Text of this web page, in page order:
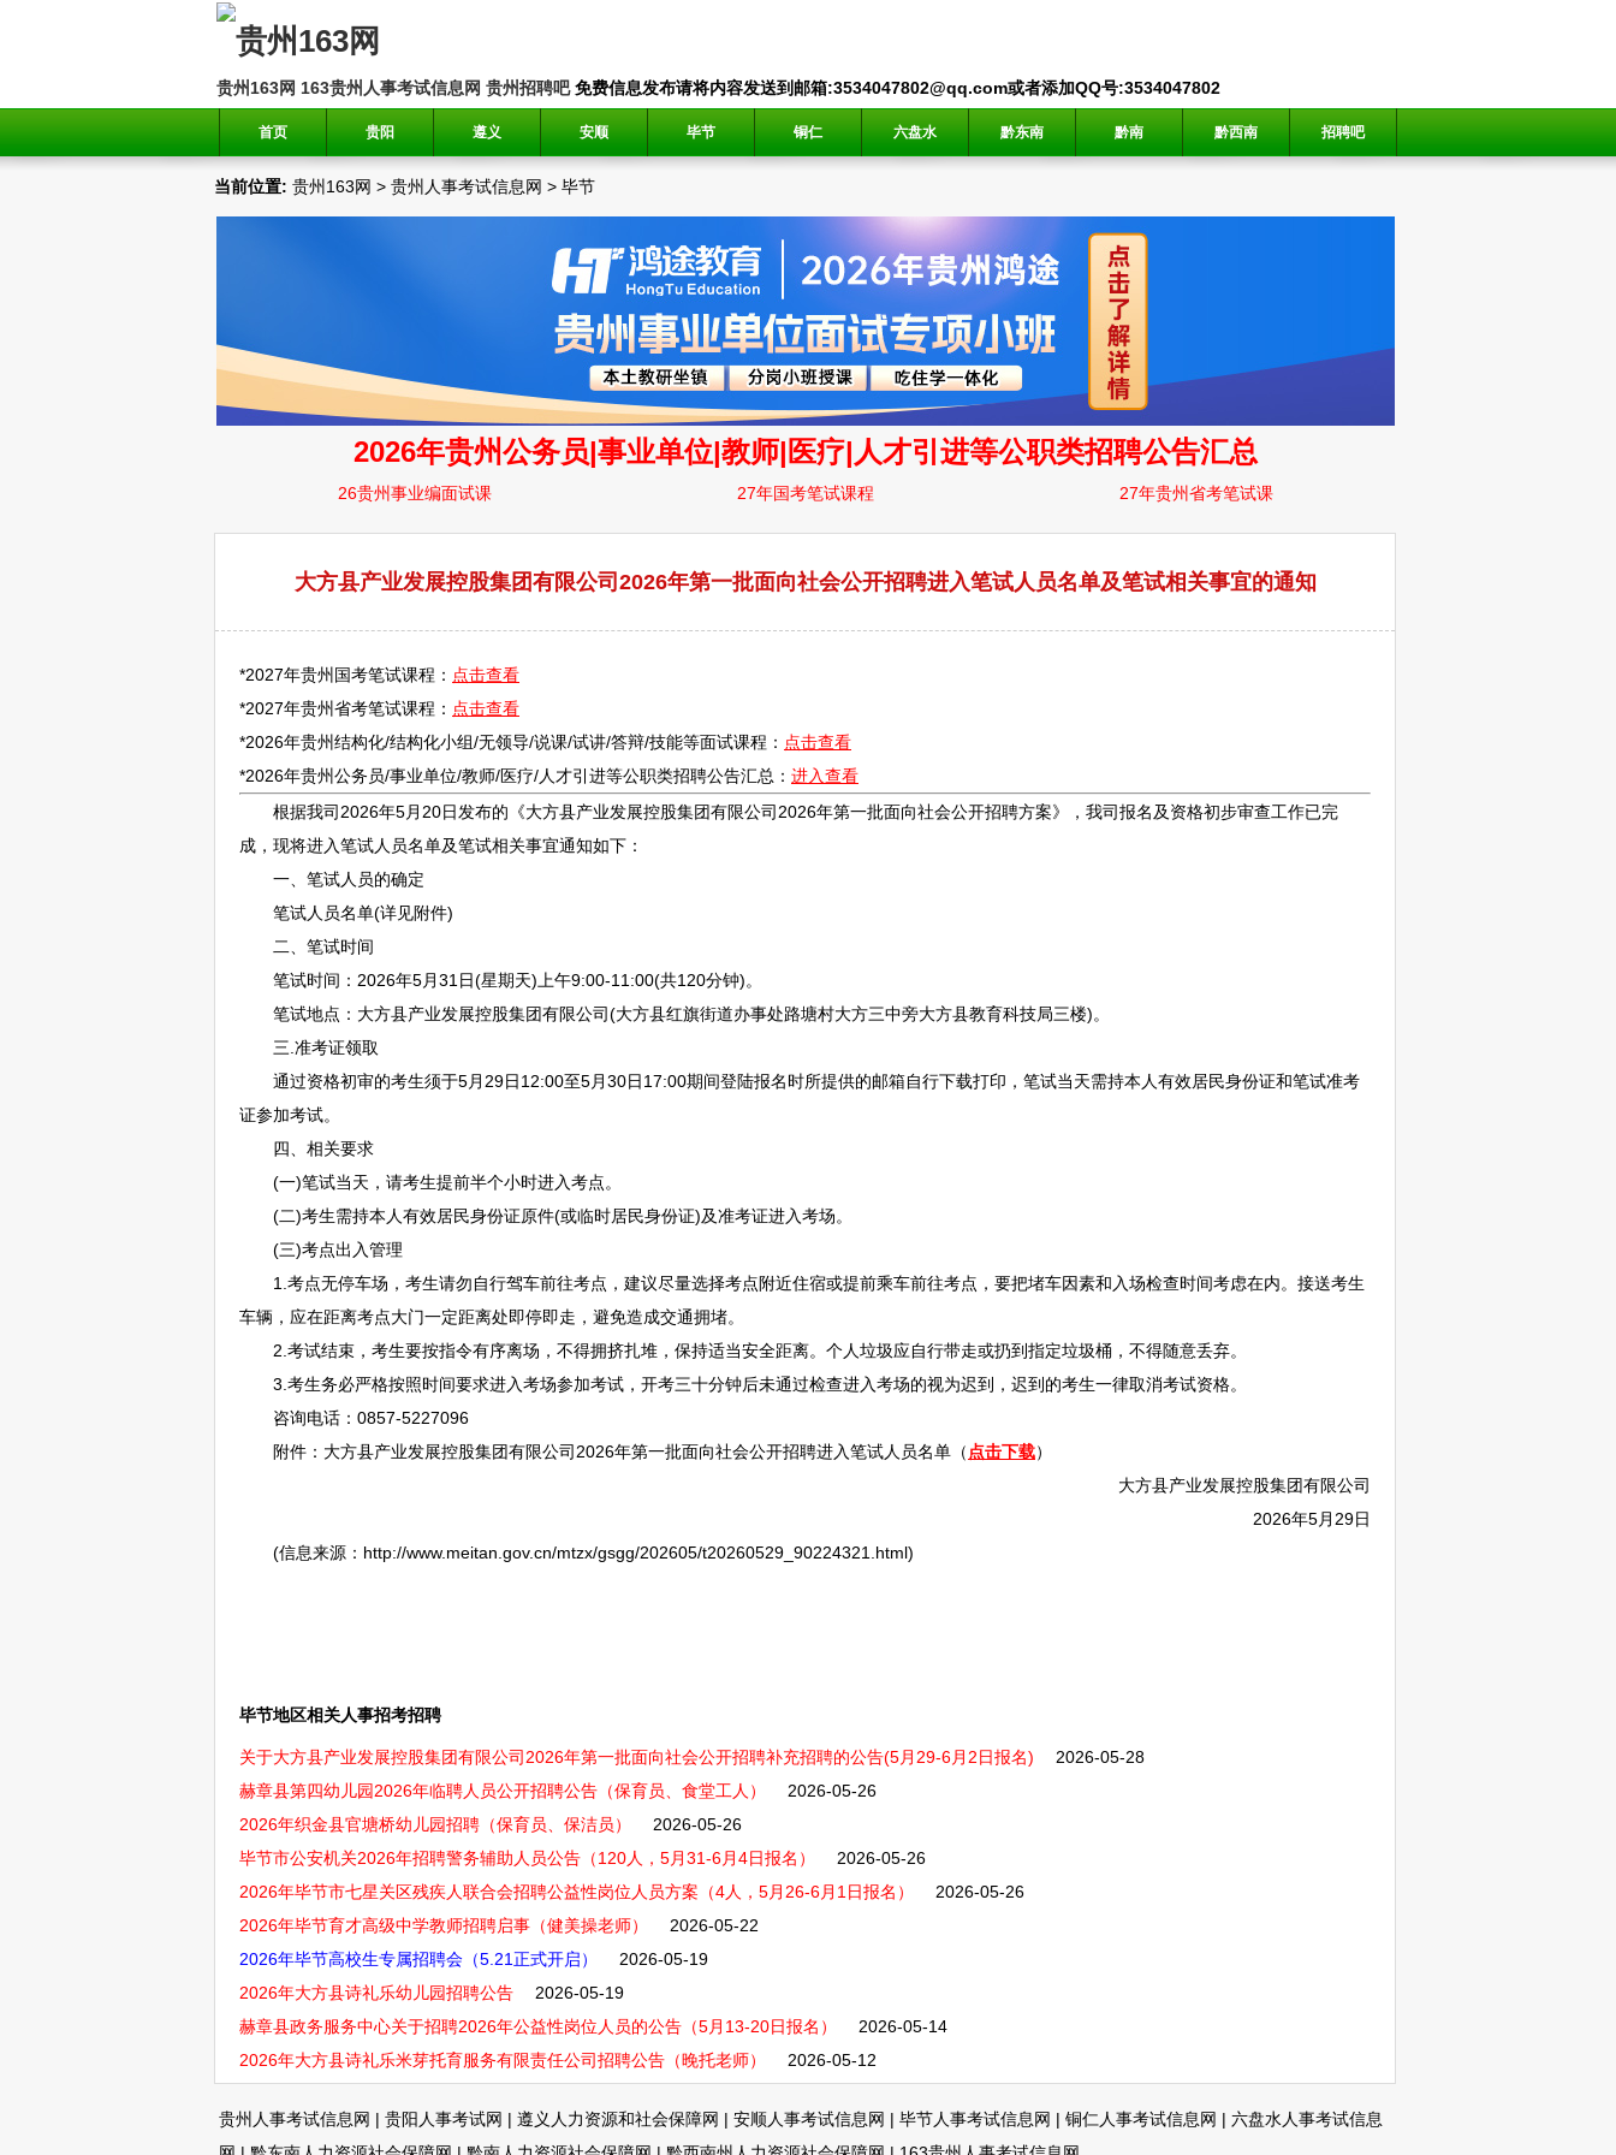
贵州163网 163贵州人事考试信息网 贵州招聘吧免费信息发布请将内容发送到邮箱:3534047802@qq.com或者添加QQ号:3534047802
首页 贵阳 遵义 安顺 毕节 铜仁 六盘水 黔东南 黔南 黔西南 招聘吧
当前位置: 贵州163网 > 贵州人事考试信息网 > 毕节
大方县产业发展控股集团有限公司2026年第一批面向社会公开招聘进入笔试人员名单及笔试相关事宜的通知
*2027年贵州国考笔试课程： 点击查看
*2027年贵州省考笔试课程： 点击查看
*2026年贵州结构化/结构化小组/无领导/说课/试讲/答辩/技能等面试课程： 点击查看
*2026年贵州公务员/事业单位/教师/医疗/人才引进等公职类招聘公告汇总： 进入查看
根据我司2026年5月20日发布的《大方县产业发展控股集团有限公司2026年第一批面向社会公开招聘方案》，我司报名及资格初步审查工作已完
成，现将进入笔试人员名单及笔试相关事宜通知如下：
一、笔试人员的确定
笔试人员名单(详见附件)
二、笔试时间
笔试时间：2026年5月31日(星期天)上午9:00-11:00(共120分钟)。
笔试地点： 大方县产业发展控股集团有限公司(大方县红旗街道办事处路塘村大方三中旁大方县教育科技局三楼)。
三.准考证领取
通过资格初审的考生须于5月29日12:00至5月30日17:00期间登陆报名时所提供的邮箱自行下载打印，笔试当天需持本人有效居民身份证和笔试准考
证参加考试。
四、相关要求
(一)笔试当天，请考生提前半个小时进入考点。
(二)考生需持本人有效居民身份证原件(或临时居民身份证)及准考证进入考场。
(三)考点出入管理
1.考点无停车场，考生请勿自行驾车前往考点，建议尽量选择考点附近住宿或提前乘车前往考点，要把堵车因素和入场检查时间考虑在内。接送考生
车辆，应在距离考点大门一定距离处即停即走，避免造成交通拥堵。
2.考试结束，考生要按指令有序离场，不得拥挤扎堆，保持适当安全距离。个人垃圾应自行带走或扔到指定垃圾桶，不得随意丢弃。
3.考生务必严格按照时间要求进入考场参加考试，开考三十分钟后未通过检查进入考场的视为迟到，迟到的考生一律取消考试资格。
咨询电话：0857-5227096
附件： 大方县产业发展控股集团有限公司2026年第一批面向社会公开招聘进入笔试人员名单（ 点击下载）
大方县产业发展控股集团有限公司
2026年5月29日
(信息来源：http://www.meitan.gov.cn/mtzx/gsgg/202605/t20260529_90224321.html)
毕节地区相关人事招考招聘
关于大方县产业发展控股集团有限公司2026年第一批面向社会公开招聘补充招聘的公告(5月29-6月2日报名)
2026-05-28
赫章县第四幼儿园2026年临聘人员公开招聘公告（保育员、食堂工人）
2026-05-26
2026年织金县官塘桥幼儿园招聘（保育员、保洁员）
2026-05-26
毕节市公安机关2026年招聘警务辅助人员公告（120人，5月31-6月4日报名）
2026-05-26
2026年毕节市七星关区残疾人联合会招聘公益性岗位人员方案（4人，5月26-6月1日报名）
2026-05-26
2026年毕节育才高级中学教师招聘启事（健美操老师）
2026-05-22
2026年毕节高校生专属招聘会（5.21正式开启）
2026-05-19
2026年大方县诗礼乐幼儿园招聘公告
2026-05-19
赫章县政务服务中心关于招聘2026年公益性岗位人员的公告（5月13-20日报名）
2026-05-14
2026年大方县诗礼乐米芽托育服务有限责任公司招聘公告（晚托老师）
2026-05-12
贵州人事考试信息网 | 贵阳人事考试网 | 遵义人力资源和社会保障网 | 安顺人事考试信息网 | 毕节人事考试信息网 | 铜仁人事考试信息网 | 六盘水人事考试信息